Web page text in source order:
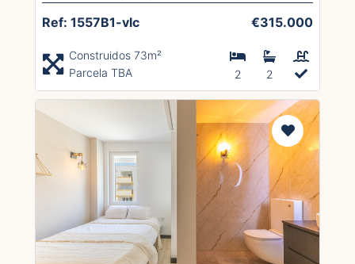
Ref: 1557B1-vlc €315.000
Construidos 73m²
Parcela TBA
2 2